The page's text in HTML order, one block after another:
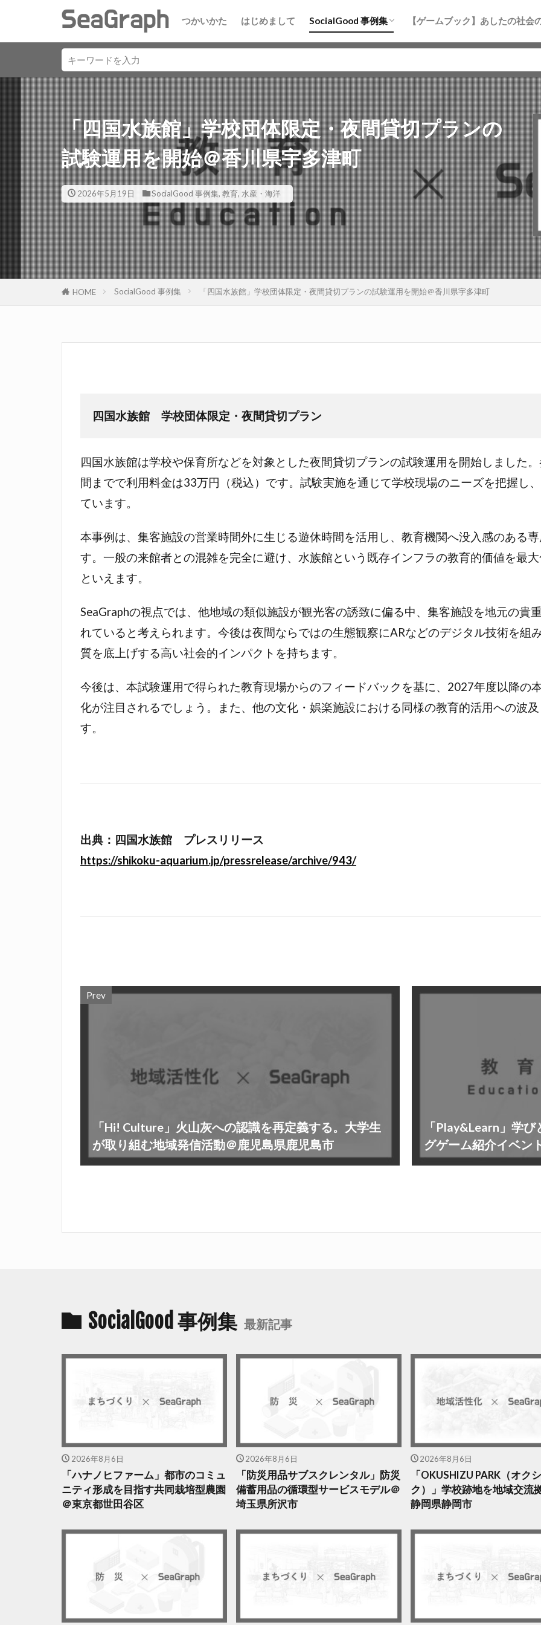
つかいかた はじめまして SocialGood 事例集
まちづくり
防災
地域活性化
水産・海洋
教育
【ゲームブック】あしたの社会
「四国水族館」学校団体限定・夜間貸切プランの
試験運用を開始＠香川県宇多津町
2026年5月19日 SocialGood 事例集, 教育, 水産・海洋
HOME SocialGood 事例集 「四国水族館」学校団体限定・夜間貸切プランの試験運用を開始＠香川県宇多津町
四国水族館 学校団体限定・夜間貸切プラン
四国水族館は学校や保育所などを対象とした夜間貸切プランの試験運用を開始しました
間までで利用料金は33万円（税込）です。試験実施を通じて学校現場のニーズを把握し
ています。
本事例は、集客施設の営業時間外に生じる遊休時間を活用し、教育機関へ没入感のある
す。一般の来館者との混雑を完全に避け、水族館という既存インフラの教育的価値を最
といえます。
SeaGraphの視点では、他地域の類似施設が観光客の誘致に偏る中、集客施設を地元の貴
れていると考えられます。今後は夜間ならではの生態観察にARなどのデジタル技術を組
質を底上げする高い社会的インパクトを持ちます。
今後は、本試験運用で得られた教育現場からのフィードバックを基に、2027年度以降の
化が注目されるでしょう。また、他の文化・娯楽施設における同様の教育的活用への波
す。
出典：四国水族館 プレスリリース
https://shikoku-aquarium.jp/pressrelease/archive/943/
Prev
「Hi! Culture」火山灰への認識を再定義する。大学生
が取り組む地域発信活動＠鹿児島県鹿児島市
「Play&Learn」学
グゲーム紹介イベン
SocialGood 事例集 最新記事
2026年8月6日
「ハナノヒファーム」都市のコミュ
ニティ形成を目指す共同栽培型農園
＠東京都世田谷区
2026年8月6日
「防災用品サブスクレンタル」防災
備蓄用品の循環型サービスモデル＠
埼玉県所沢市
2026年8月6日
「OKUSHIZU PARK（オク
ク）」学校跡地を地域交流
静岡県静岡市